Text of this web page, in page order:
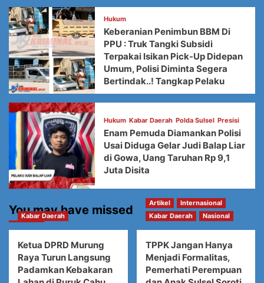
Hukum
Keberanian Penimbun BBM Di
PPU : Truk Tangki Subsidi
Terpakai Isikan Pick-Up Didepan
Umum, Polisi Diminta Segera
Bertindak..! Tangkap Pelaku
Hukum Kabar Daerah Polda Sulsel Presisi
Enam Pemuda Diamankan Polisi
Usai Diduga Gelar Judi Balap Liar
di Gowa, Uang Taruhan Rp 9,1
Juta Disita
You may have missed
Kabar Daerah
Ketua DPRD Murung
Raya Turun Langsung
Padamkan Kebakaran
Artikel
Internasional
Kabar Daerah
Nasional
TPPK Jangan Hanya
Menjadi Formalitas,
Pemerhati Perempuan